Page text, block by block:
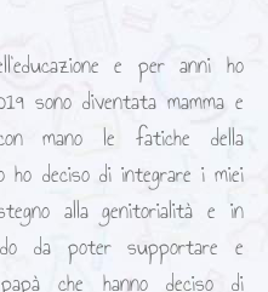
e per anni ho
sono diventata mamma e
mano le fatiche della
ho deciso di integrare i miei
alla genitorialità e in
da poter supportare e
che hanno deciso di